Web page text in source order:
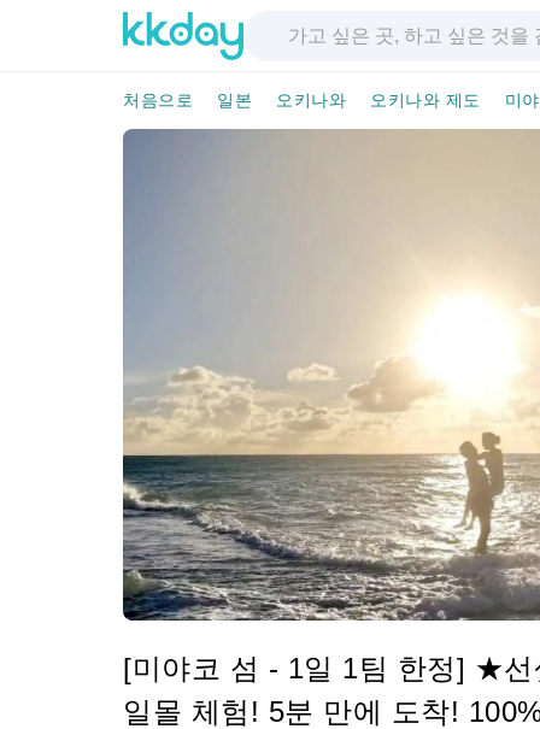
처음으로 일본 오키나와 오키나와 제도 미
[미야코 섬 - 1일 1팀 한정] ★
일몰 체험! 5분 만에 도착!